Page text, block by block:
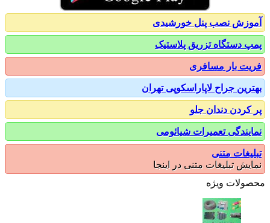
نصب پنل خورشیدی
دستگاه تزریق پلاستیک
بار مسافری
جراح لاپاراسکوپی تهران
دندان جلو
تعمیرات شیائومی
متنی
تبلیغات متنی در اینجا
ویژه